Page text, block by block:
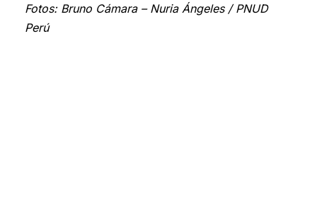
Fotos: Bruno Cámara – Nuria Ángeles / PNUD
Perú